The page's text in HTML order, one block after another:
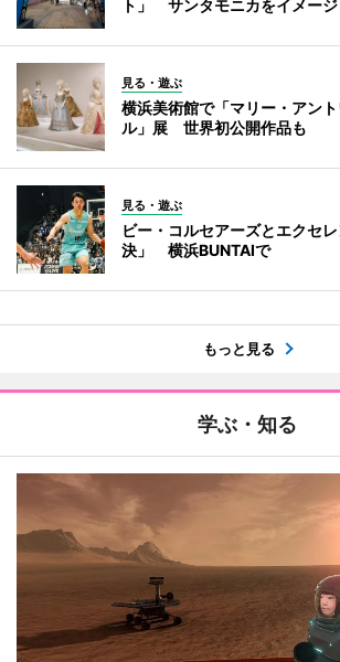
ト」 サンタモニカをイメー
見る・遊ぶ
横浜美術館で「マリー・アン
ル」展 世界初公開作品も
見る・遊ぶ
ビー・コルセアーズとエクセ
決」 横浜BUNTAIで
もっと見る
学ぶ・知る